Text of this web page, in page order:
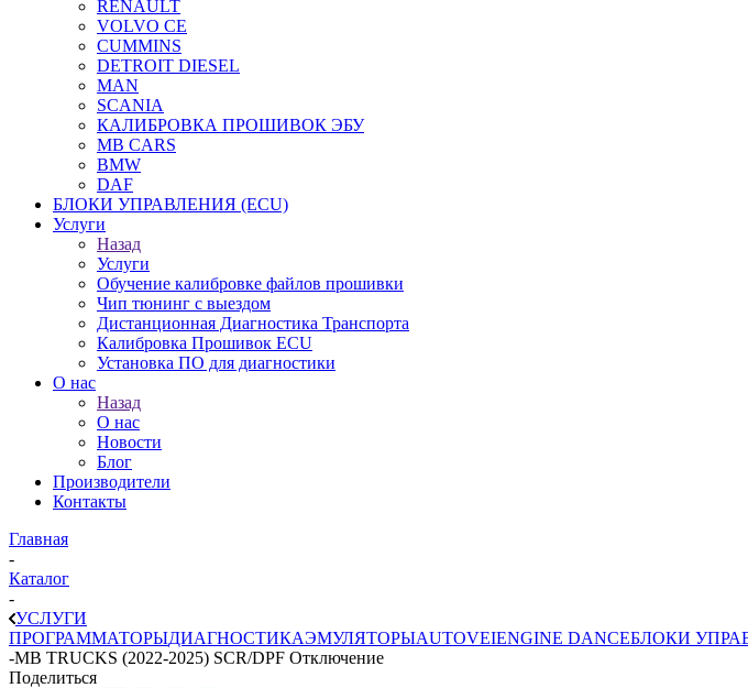
RENAULT
VOLVO CE
CUMMINS
DETROIT DIESEL
MAN
SCANIA
КАЛИБРОВКА ПРОШИВОК ЭБУ
MB CARS
BMW
DAF
БЛОКИ УПРАВЛЕНИЯ (ECU)
Услуги
Назад
Услуги
Обучение калибровке файлов прошивки
Чип тюнинг с выездом
Дистанционная Диагностика Транспорта
Калибровка Прошивок ECU
Установка ПО для диагностики
О нас
Назад
О нас
Новости
Блог
Производители
Контакты
Главная
-
Каталог
-
УСЛУГИ
ПРОГРАММАТОРЫДИАГНОСТИКАЭМУЛЯТОРЫAUTOVEIENGINE DANCEБЛОКИ
-MB TRUCKS (2022-2025) SCR/DPF Отключение
Поделиться